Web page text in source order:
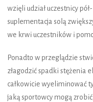
wzięli udział uczestnicy
suplementacja solą
we krwi uczestników i
Ponadto w przeglądzie
złagodzić spadki stężenia
całkowicie wyeliminować
jaką sportowcy mogą